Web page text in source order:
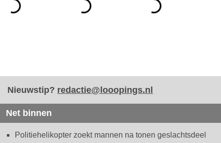
Nieuwstip? redactie@looopings.nl
Net binnen
Politiehelikopter zoekt mannen na tonen geslachtsdeel